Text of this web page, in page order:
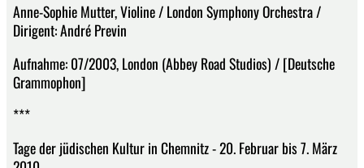
Anne-Sophie Mutter, Violine / London Symphony Orchestra /
Dirigent: André Previn
Aufnahme: 07/2003, London (Abbey Road Studios) / [Deutsche
Grammophon]
***
Tage der jüdischen Kultur in Chemnitz - 20. Februar bis 7. März